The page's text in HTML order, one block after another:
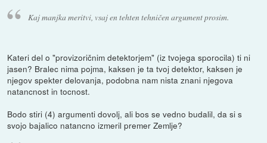
Kaj manjka meritvi, vsaj en tehten tehničen argument prosim.
Kateri del o "provizoričnim detektorjem" (iz tvojega sporocila) ti ni
jasen? Bralec nima pojma, kaksen je ta tvoj detektor, kaksen je
njegov spekter delovanja, podobna nam nista znani njegova
natancnost in tocnost.
Bodo stiri (4) argumenti dovolj, ali bos se vedno budalil, da si s
svojo bajalico natancno izmeril premer Zemlje?